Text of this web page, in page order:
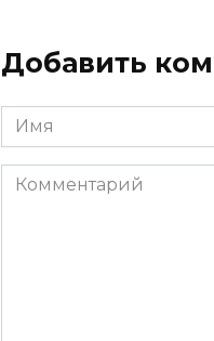
Добавить
Имя
*
Комментарий